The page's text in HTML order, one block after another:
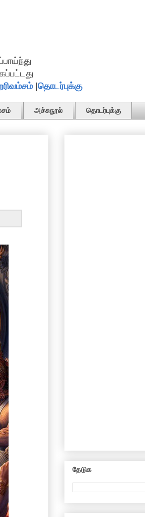
| தொடர்புக்கு
அச்சுநூல் தொடர்புக்கு
தேடுக